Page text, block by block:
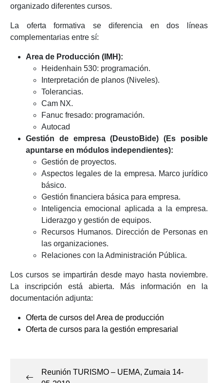
organizado diferentes cursos.
La oferta formativa se diferencia en dos líneas
complementarias entre sí:
Area de Producción (IMH):
Heidenhain 530: programación.
Interpretación de planos (Niveles).
Tolerancias.
Cam NX.
Fanuc fresado: programación.
Autocad
Gestión de empresa (DeustoBide) (Es posible
apuntarse en módulos independientes):
Gestión de proyectos.
Aspectos legales de la empresa. Marco jurídico
básico.
Gestión financiera básica para empresa.
Inteligencia emocional aplicada a la empresa.
Liderazgo y gestión de equipos.
Recursos Humanos. Dirección de Personas en
las organizaciones.
Relaciones con la Administración Pública.
Los cursos se impartirán desde mayo hasta noviembre.
La inscripción está abierta. Más información en la
documentación adjunta:
Oferta de cursos del Area de producción
Oferta de cursos para la gestión empresarial
entradas
Reunión TURISMO – UEMA, Zumaia 14-